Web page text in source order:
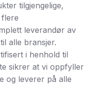
tilgjengelige,
leverandør av
alle bransjer.
i henhold til
sikrer at vi oppfyller
og leverer på alle